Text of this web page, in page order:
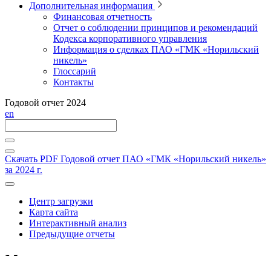
Дополнительная информация
Финансовая отчетность
Отчет о соблюдении принципов и рекомендаций
Кодекса корпоративного управления
Информация о сделках ПАО «ГМК «Норильский
никель»
Глоссарий
Контакты
Годовой отчет 2024
en
Скачать PDF Годовой отчет ПАО «ГМК «Норильский никель»
за 2024 г.
Центр загрузки
Карта сайта
Интерактивный анализ
Предыдущие отчеты